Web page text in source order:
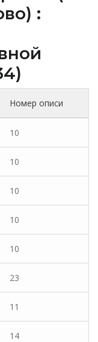
:
Номер описи
10
10
10
10
10
23
11
14